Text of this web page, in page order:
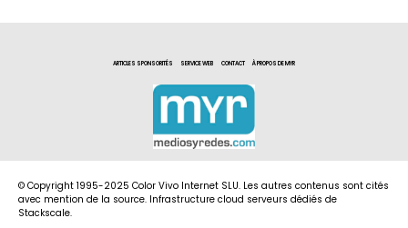
ARTICLES SPONSORITÉS SERVICE WEB CONTACT À PROPOS DE MYR
© Copyright 1995-2025 Color Vivo Internet SLU. Les autres contenus sont cités
avec mention de la source. Infrastructure cloud serveurs dédiés de
Stackscale.